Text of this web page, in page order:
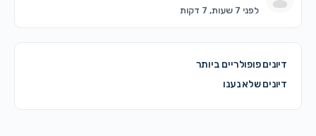
לפני 7 שעות, 7 דקות
דיונים פופולריים ביותר
דיונים שלא נענו